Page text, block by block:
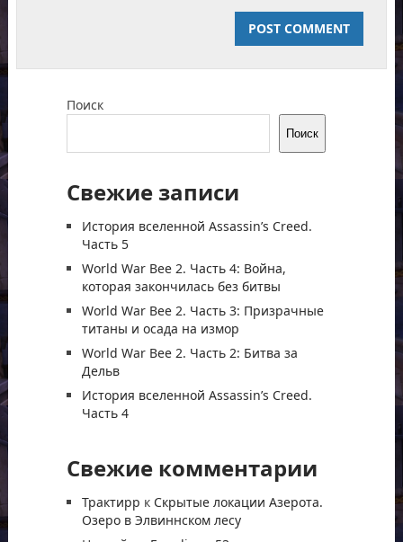
Поиск
Поиск
Свежие записи
История вселенной Assassin’s Creed.
Часть 5
World War Bee 2. Часть 4: Война,
которая закончилась без битвы
World War Bee 2. Часть 3: Призрачные
титаны и осада на измор
World War Bee 2. Часть 2: Битва за
Дельв
История вселенной Assassin’s Creed.
Часть 4
Свежие комментарии
Трактирр к Скрытые локации Азерота.
Озеро в Элвиннском лесу